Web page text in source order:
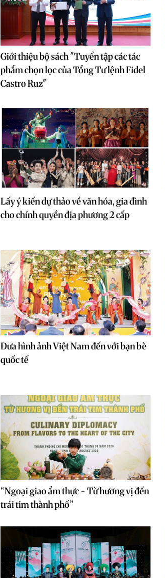
Giới thiệu bộ sách "Tuyển tập các tác
phẩm chọn lọc của Tổng Tư lệnh Fidel
Castro Ruz"
Lấy ý kiến dự thảo về văn hóa, gia đình
cho chính quyền địa phương 2 cấp
Đưa hình ảnh Việt Nam đến với bạn bè
quốc tế
“Ngoại giao ẩm thực - Từ hương vị đến
trái tim thành phố”